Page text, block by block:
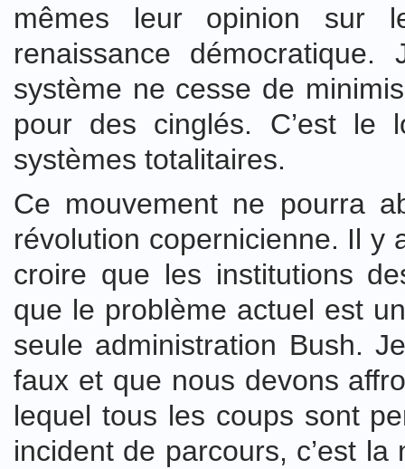
mêmes leur opinion sur
renaissance
système ne cesse de
pour des cinglés. C’est le
systèmes totalitaires.
Ce mouvement ne pourra
révolution copernicienne. Il y
croire que les institutions
que le problème actuel est
seule administration Bush.
faux et que nous devons
lequel tous les coups sont
incident de parcours, c’est